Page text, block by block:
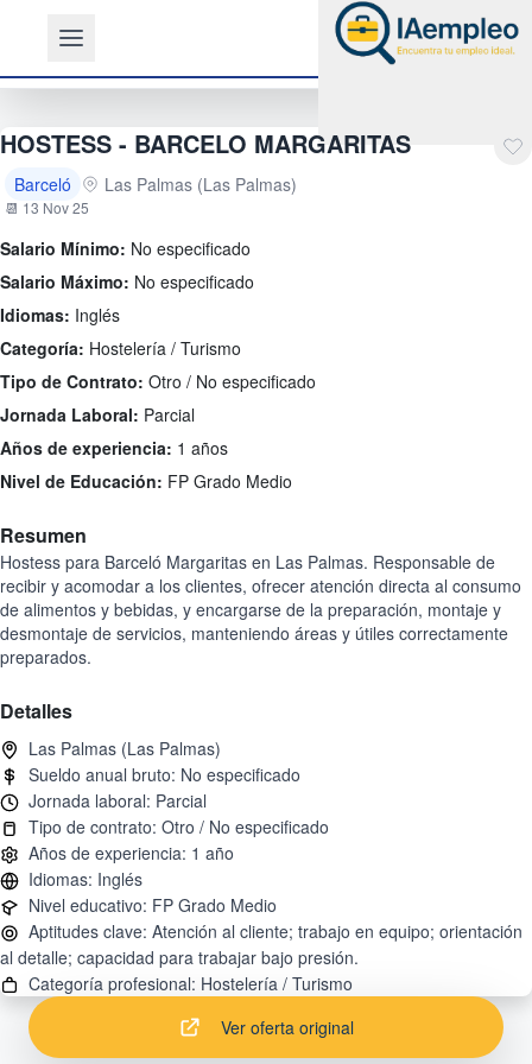
HOSTESS - BARCELO MARGARITAS
Barceló Las Palmas (Las Palmas)
📆 13 Nov 25
Salario Mínimo: No especificado
Salario Máximo: No especificado
Idiomas: Inglés
Categoría: Hostelería / Turismo
Tipo de Contrato: Otro / No especificado
Jornada Laboral: Parcial
Años de experiencia: 1 años
Nivel de Educación: FP Grado Medio
Resumen
Hostess para Barceló Margaritas en Las Palmas. Responsable de
recibir y acomodar a los clientes, ofrecer atención directa al consumo
de alimentos y bebidas, y encargarse de la preparación, montaje y
desmontaje de servicios, manteniendo áreas y útiles correctamente
preparados.
Detalles
Aptitudes clave: Atención al cliente; trabajo en equipo; orientación
Ver oferta original